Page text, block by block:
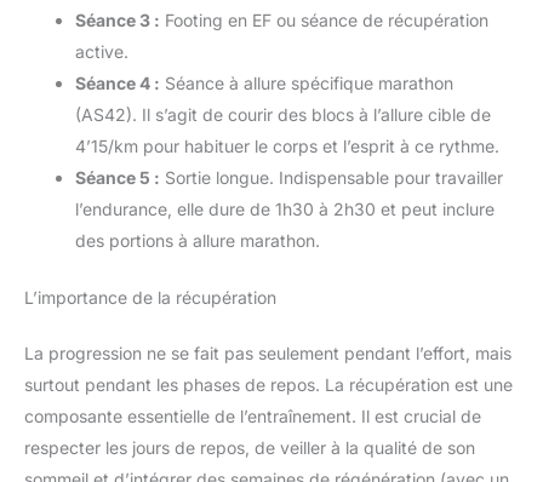
Séance 3 : Footing en EF ou séance de récupération
active.
Séance 4 : Séance à allure spécifique marathon
(AS42). Il s’agit de courir des blocs à l’allure cible de
4’15/km pour habituer le corps et l’esprit à ce rythme.
Séance 5 : Sortie longue. Indispensable pour travailler
l’endurance, elle dure de 1h30 à 2h30 et peut inclure
des portions à allure marathon.
L’importance de la récupération
La progression ne se fait pas seulement pendant l’effort, mais
surtout pendant les phases de repos. La récupération est une
composante essentielle de l’entraînement. Il est crucial de
respecter les jours de repos, de veiller à la qualité de son